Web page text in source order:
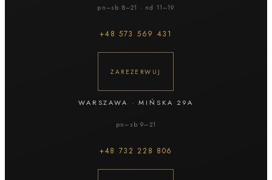
pn–sb 8–21 · nd 11–19
+48573 569 431
ZAREZERWUJ
WARSZAWA ·MIŃSKA 29A
pn–sb 9–21
+48 732 228 806